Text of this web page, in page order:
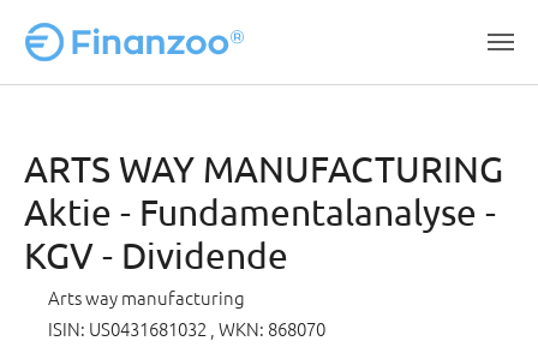
ARTS WAY MANUFACTURING
Aktie - Fundamentalanalyse -
KGV - Dividende
Arts way manufacturing
ISIN: US0431681032 , WKN: 868070